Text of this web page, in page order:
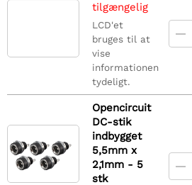
tilgængelig
LCD'et
bruges til at
vise
informationen
tydeligt.
Opencircuit
DC-stik
indbygget
5,5mm x
2,1mm - 5
stk